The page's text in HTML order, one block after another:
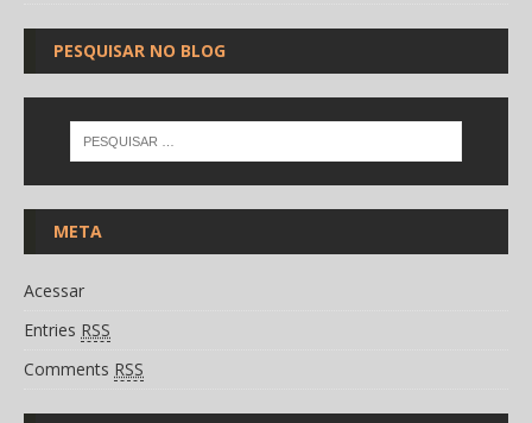
PESQUISAR NO BLOG
META
Acessar
Entries RSS
Comments RSS